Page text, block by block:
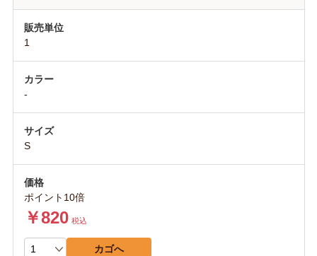
1
-
S
ポイント10倍
￥820 税込
カゴへ